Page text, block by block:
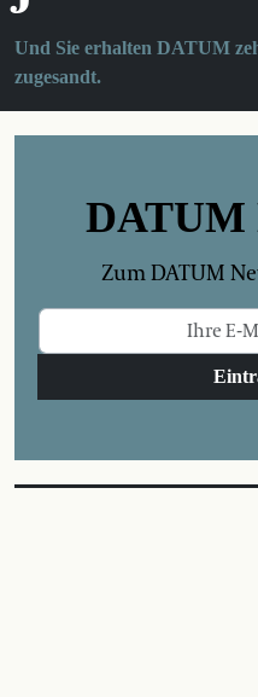
Und Sie erhalten DATUM
zugesandt.
DATUM
Zum DATUM